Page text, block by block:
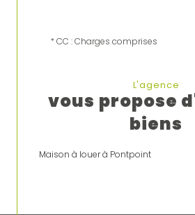
* CC : Charges comprises
L'agence
vous propose
biens
Maison à louer à Pontpoint